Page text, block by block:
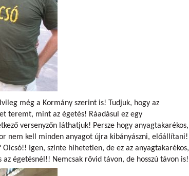
még a Kormány szerint is! Tudjuk, hogy az
teremt, mint az égetés! Ráadásul ez egy
versenyzőn láthatjuk! Persze hogy anyagtakarékos,
nem kell minden anyagot újra kibányászni, előállítani!
Igen, szinte hihetetlen, de ez az anyagtakarékos,
égetésnél!! Nemcsak rövid távon, de hosszú távon is!